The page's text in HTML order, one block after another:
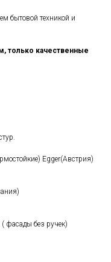
бытовой техникой и
только качественные
Egger(Австрия)
фасады без ручек)